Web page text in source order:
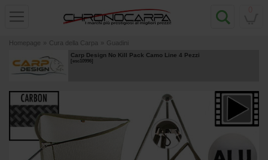
Homepage » Cura della Carpa » Guadini
Carp Design No Kill Pack Camo Line 4 Pezzi
[esc10996]